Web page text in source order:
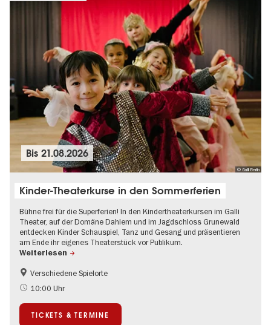
© Galli Berlin
Bis21.08.2026
Kinder-Theaterkurse in den Sommerferien
Bühne frei für die Superferien! In den Kindertheaterkursen im Galli
Theater, auf der Domäne Dahlem und im Jagdschloss Grunewald
entdecken Kinder Schauspiel, Tanz und Gesang und präsentieren
am Ende ihr eigenes Theaterstück vor Publikum.
Weiterlesen
Kinder
Kultursommer
Zeitgenössische Kunst
Verschiedene Spielorte
10:00 Uhr
TICKETS & TERMINE